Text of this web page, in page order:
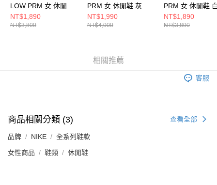
LOW PRM 女 休閒鞋
FB7910601
NT$1,890
NT$3,800
PRM 女 休閒鞋 灰
FV6516001
NT$1,990
NT$4,000
PRM 女 休閒鞋
FB7910100
NT$1,890
NT$3,800
相關推薦
客服
商品相關分類 (3) 查看全部
品牌 NIKE 全系列鞋款
女性商品 鞋類 休閒鞋